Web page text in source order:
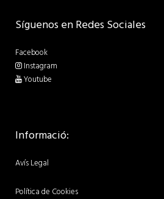
Síguenos en Redes Sociales
Facebook
Instagram
Youtube
Informació:
Avís Legal
Política de Cookies